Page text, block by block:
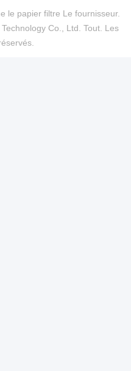
le papier filtre Le fournisseur.
Co., Ltd. Tout. Les